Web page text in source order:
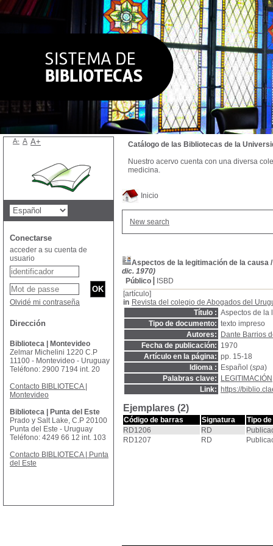
Inicio
New search
Aspectos de la legitimación de la causa
dic. 1970)
Público
ISBD
[artículo]
in Revista del colegio de Abogados del
Título : Aspectos de la
Tipo de documento: texto impreso
Autores:
Dante Barrios
Fecha de publicación: 1970
Artículo en la página: pp. 15-18
Idioma :
Español (spa)
Palabras clave:
LEGITIMACIÓN
Link:
https://
Ejemplares (2)
Código de barras Signatura
Tipo
RD1206
RD
RD1207
RD
Catálogo de las Bibliotecas de la
Nuestro acervo cuenta con una diversa
medicina.
A- A A+
Conectarse
acceder a su cuenta de
usuario
Olvidé mi contraseña
Dirección
Biblioteca | Montevideo
Zelmar Michelini 1220 C.P
11100 - Montevideo - Uruguay
Teléfono: 2900 7194 int. 20
Contacto BIBLIOTECA |
Montevideo
Biblioteca | Punta del Este
Prado y Salt Lake, C.P 20100
Punta del Este - Uruguay
Teléfono: 4249 66 12 int. 103
Contacto BIBLIOTECA | Punta
del Este